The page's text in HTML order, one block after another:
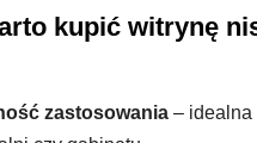
kupić witrynę
zastosowania – idealna